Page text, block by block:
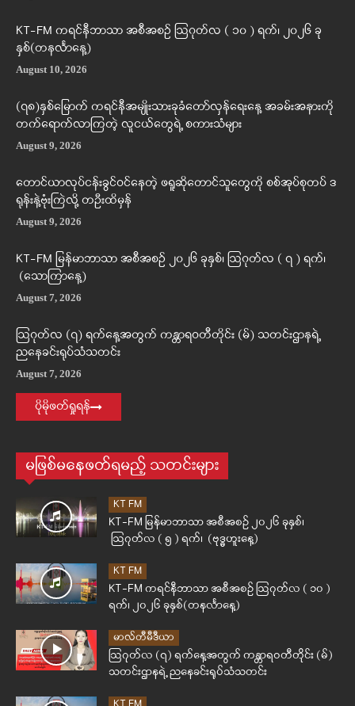
KT-FM ကရင်နီဘာသာ အစီအစဉ် ဩဂုတ်လ ( ၁၀ ) ရက်၊ ၂၀၂၆ ခု
နှစ်(တနင်္လာနေ့)
August 10, 2026
(၇၈)နှစ်မြောက် ကရင်နီအမျိုးသားခုခံတော်လှန်ရေးနေ့ အခမ်းအနားကို
တက်ရောက်လာကြတဲ့ လူငယ်တွေရဲ့ စကားသံများ
August 9, 2026
တောင်ယာလုပ်ငန်းခွင်ဝင်နေတဲ့ ဖရူဆိုတောင်သူတွေကို စစ်အုပ်စုတပ် ဒ
ရုန်းနဲ့ဗုံးကြဲလို့ တဦးထိမှန်
August 9, 2026
KT-FM မြန်မာဘာသာ အစီအစဉ် ၂၀၂၆ ခုနှစ်၊ ဩဂုတ်လ ( ၇ ) ရက်၊
(သောကြာနေ့)
August 7, 2026
ဩဂုတ်လ (၇) ရက်နေ့အတွက် ကန္တာရဝတီတိုင်း (မ်) သတင်းဌာနရဲ့
ညနေခင်းရုပ်သံသတင်း
August 7, 2026
ပိုမိုဖတ်ရှုရန်
မဖြစ်မနေဖတ်ရမည့် သတင်းများ
KT FM
KT-FM မြန်မာဘာသာ အစီအစဉ် ၂၀၂၆ ခုနှစ်၊
ဩဂုတ်လ ( ၅ ) ရက်၊ (ဗုဒ္ဓဟူးနေ့)
KT FM
KT-FM ကရင်နီဘာသာ အစီအစဉ် ဩဂုတ်လ ( ၁၀ )
ရက်၊ ၂၀၂၆ ခုနှစ်(တနင်္လာနေ့)
မာလ်တီမီဒီယာ
ဩဂုတ်လ (၇) ရက်နေ့အတွက် ကန္တာရဝတီတိုင်း (မ်)
သတင်းဌာနရဲ့ ညနေခင်းရုပ်သံသတင်း